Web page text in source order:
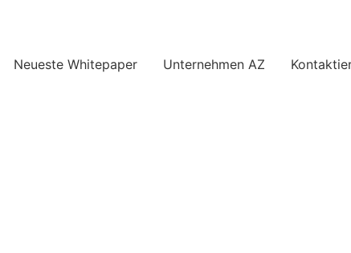
Neueste Whitepaper Unternehmen AZ